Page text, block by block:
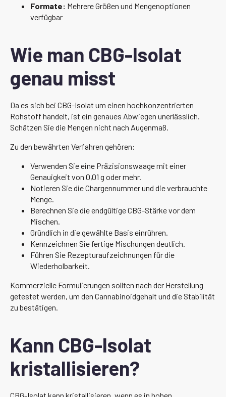
Formate: Mehrere Größen und Mengenoptionen
verfügbar
Wie man CBG-Isolat
genau misst
Da es sich bei CBG-Isolat um einen hochkonzentrierten
Rohstoff handelt, ist ein genaues Abwiegen unerlässlich.
Schätzen Sie die Mengen nicht nach Augenmaß.
Zu den bewährten Verfahren gehören:
Verwenden Sie eine Präzisionswaage mit einer
Genauigkeit von 0,01 g oder mehr.
Notieren Sie die Chargennummer und die verbrauchte
Menge.
Berechnen Sie die endgültige CBG-Stärke vor dem
Mischen.
Gründlich in die gewählte Basis einrühren.
Kennzeichnen Sie fertige Mischungen deutlich.
Führen Sie Rezepturaufzeichnungen für die
Wiederholbarkeit.
Kommerzielle Formulierungen sollten nach der Herstellung
getestet werden, um den Cannabinoidgehalt und die Stabilität
zu bestätigen.
Kann CBG-Isolat
kristallisieren?